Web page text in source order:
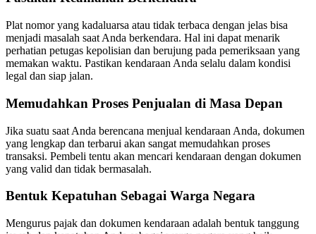
Plat nomor yang kadaluarsa atau tidak terbaca dengan jelas bisa
menjadi masalah saat Anda berkendara. Hal ini dapat menarik
perhatian petugas kepolisian dan berujung pada pemeriksaan yang
memakan waktu. Pastikan kendaraan Anda selalu dalam kondisi
legal dan siap jalan.
Memudahkan Proses Penjualan di Masa Depan
Jika suatu saat Anda berencana menjual kendaraan Anda, dokumen
yang lengkap dan terbarui akan sangat memudahkan proses
transaksi. Pembeli tentu akan mencari kendaraan dengan dokumen
yang valid dan tidak bermasalah.
Bentuk Kepatuhan Sebagai Warga Negara
Mengurus pajak dan dokumen kendaraan adalah bentuk tanggung